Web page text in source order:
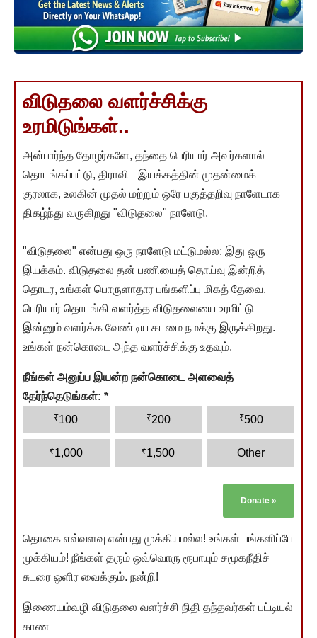
விடுதலை வளர்ச்சிக்கு
உரமிடுங்கள்..
அன்பார்ந்த தோழர்களே, தந்தை பெரியார் அவர்களால்
தொடங்கப்பட்டு, திராவிட இயக்கத்தின் முதன்மைக்
குரலாக, உலகின் முதல் மற்றும் ஒரே பகுத்தறிவு நாளேடாக
திகழ்ந்து வருகிறது "விடுதலை" நாளேடு.
"விடுதலை" என்பது ஒரு நாளேடு மட்டுமல்ல; இது ஒரு
இயக்கம். விடுதலை தன் பணியைத் தொய்வு இன்றித்
தொடர, உங்கள் பொருளாதார பங்களிப்பு மிகத் தேவை.
பெரியார் தொடங்கி வளர்த்த விடுதலையை உரமிட்டு
இன்னும் வளர்க்க வேண்டிய கடமை நமக்கு இருக்கிறது.
உங்கள் நன்கொடை அந்த வளர்ச்சிக்கு உதவும்.
நீங்கள் அனுப்ப இயன்ற நன்கொடை அளவைத்
தேர்ந்தெடுங்கள்: *
₹100 ₹200 ₹500
₹1,000 ₹1,500 Other
Donate »
தொகை எவ்வளவு என்பது முக்கியமல்ல! உங்கள் பங்களிப்பே
முக்கியம்! நீங்கள் தரும் ஒவ்வொரு ரூபாயும் சமூகநீதிச்
சுடரை ஒளிர வைக்கும். நன்றி!
இணையம்வழி விடுதலை வளர்ச்சி நிதி தந்தவர்கள் பட்டியல்
காண